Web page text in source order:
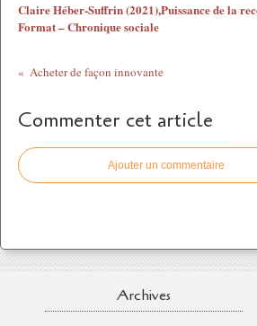
Claire Héber-Suffrin (2021),Puissance de la
Format – Chronique sociale
Acheter de façon innovante
Commenter cet article
Ajouter un commentaire
Archives